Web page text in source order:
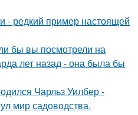
- редкий пример настоящей
бы вы посмотрели на
лет назад - она была бы
Чарльз Уилбер -
мир садоводства.